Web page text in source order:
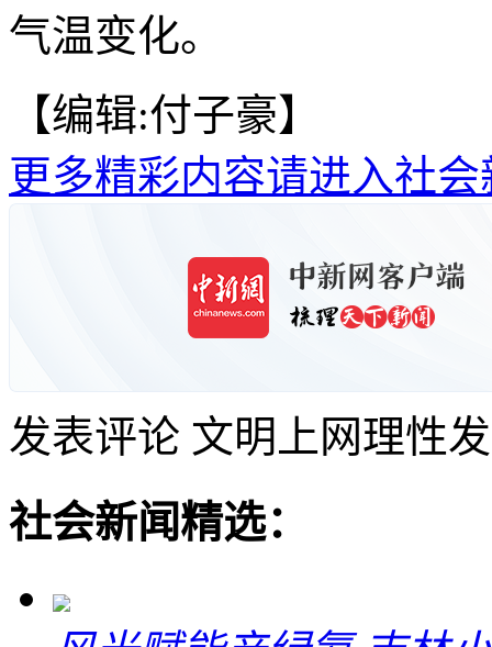
气温变化。
【编辑:付子豪】
更多精彩内容请进入社会
发表评论 文明上网理性
社会新闻精选：